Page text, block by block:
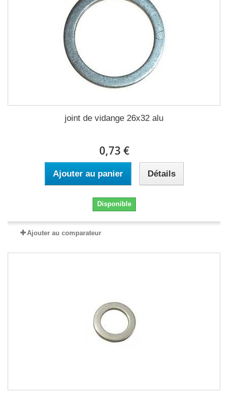
joint de vidange 26x32 alu
0,73 €
Ajouter au panier Détails
Disponible
Ajouter au comparateur